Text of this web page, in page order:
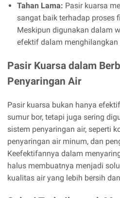
Tahan Lama: Pasir kuarsa
sangat baik terhadap proses
Meskipun digunakan dalam
efektif dalam menghilangkan
Pasir Kuarsa dalam
Penyaringan Air
Pasir kuarsa bukan hanya
sumur bor, tetapi juga sering
sistem penyaringan air, seperti
penyaringan air minum, dan
Keefektifannya dalam
halus membuatnya menjadi
kualitas air yang lebih bersih